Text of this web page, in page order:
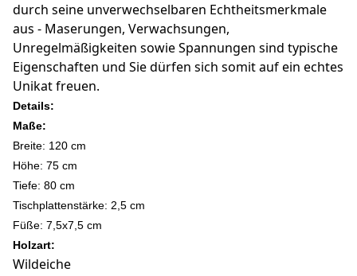
durch seine unverwechselbaren Echtheitsmerkmale
aus - Maserungen, Verwachsungen,
Unregelmäßigkeiten sowie Spannungen sind typische
Eigenschaften und Sie dürfen sich somit auf ein echtes
Unikat freuen.
Details:
Maße:
Breite: 120 cm
Höhe: 75 cm
Tiefe: 80 cm
Tischplattenstärke: 2,5 cm
Füße: 7,5x7,5 cm
Holzart:
Wildeiche